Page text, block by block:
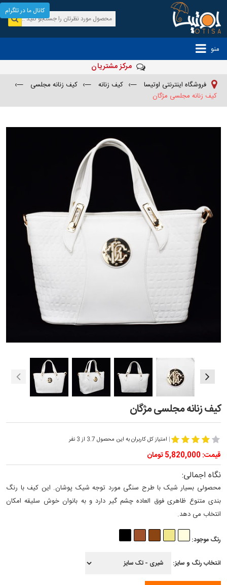
منو
مرکز مشتریان
فروشگاه اینترنتی اوتیسا —› کیف زنانه —› کیف زنانه مجلسی
—›
کیف زنانه مجلسی مژگان
کیف زنانه مجلسی مژگان
| امتیاز کل کاربران به این محصول 3.7 از 3 نفر
قیمت: 5,820,000 تومان
نگاه اجمالی:
محصولی بسیار شیک با طرح سنگی مورد توجه شیک پوشان. این کیف با رنگ
بندی متنوع ظاهری فوق العاده چشم گیر دارد و به بانوان خوش سلیقه امکان
انتخاب می دهد.
رنگ موجود:
انتخاب رنگ و سایز:
کانال ما در تلگرام